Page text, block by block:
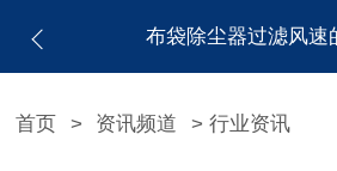
布袋除尘器过滤风速
首页 > 资讯频道 > 行业资讯